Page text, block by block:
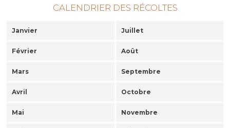
CALENDRIER DES RÉCOLTES
Janvier Juillet
Février Août
Mars Septembre
Avril Octobre
Mai Novembre